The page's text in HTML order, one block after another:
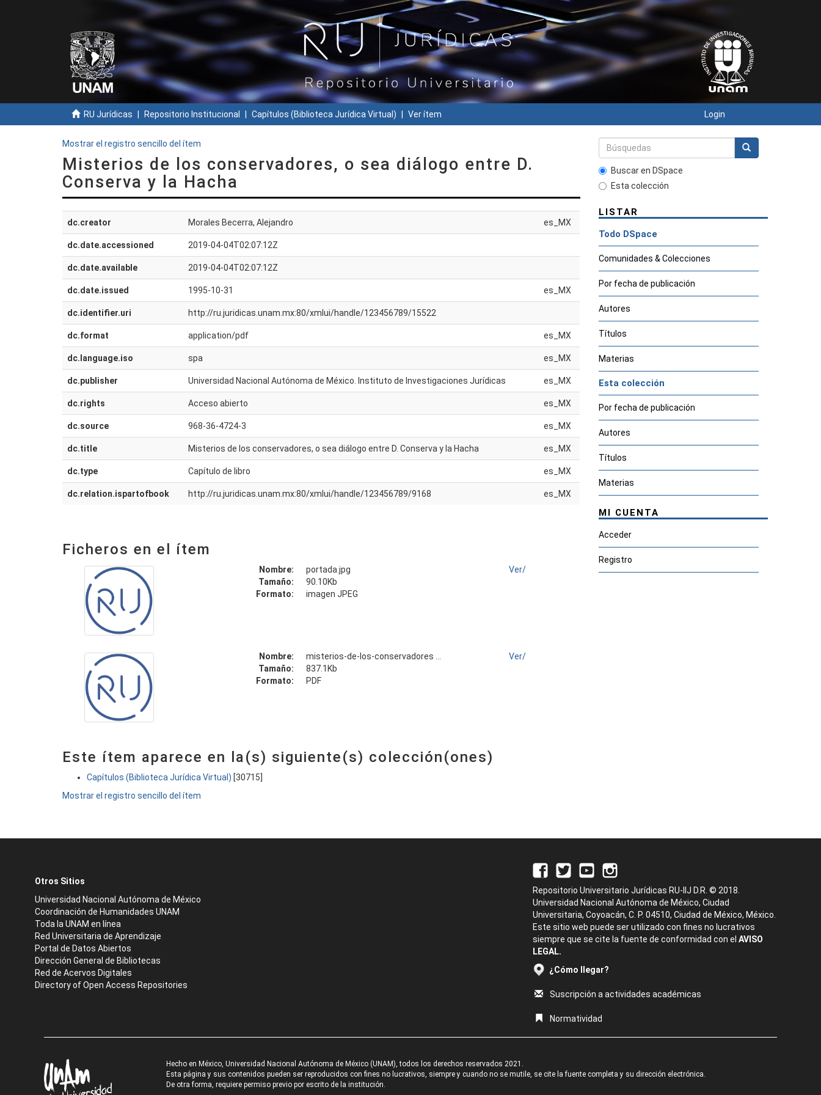
RU Jurídicas Repositorio Institucional Capítulos (Biblioteca Jurídica Virtual) Ver ítem Login
Mostrar el registro sencillo del ítem
Misterios de los conservadores, o sea diálogo entre D.
Conserva y la Hacha
dc.creator Morales Becerra, Alejandro es_MX
dc.date.accessioned 2019-04-04T02:07:12Z
dc.date.available 2019-04-04T02:07:12Z
dc.date.issued 1995-10-31 es_MX
dc.identifier.uri http://ru.juridicas.unam.mx:80/xmlui/handle/123456789/15522
dc.format application/pdf es_MX
dc.language.iso spa es_MX
dc.publisher Universidad Nacional Autónoma de México. Instituto de Investigaciones Jurídicas es_MX
dc.rights Acceso abierto es_MX
dc.source 968-36-4724-3 es_MX
dc.title Misterios de los conservadores, o sea diálogo entre D. Conserva y la Hacha es_MX
dc.type Capítulo de libro es_MX
dc.relation.ispartofbook http://ru.juridicas.unam.mx:80/xmlui/handle/123456789/9168 es_MX
Ficheros en el ítem
Nombre:
portada.jpg
Tamaño:
90.10Kb
Formato:
imagen JPEG
Ver/
Nombre:
misterios-de-los-conservadores ...
Tamaño:
837.1Kb
Formato:
PDF
Ver/
Este ítem aparece en la(s) siguiente(s) colección(ones)
Capítulos (Biblioteca Jurídica Virtual) [30715]
Mostrar el registro sencillo del ítem
Buscar en DSpace
Esta colección
LISTAR
Todo DSpace
Comunidades & Colecciones
Por fecha de publicación
Autores
Títulos
Materias
Esta colección
Por fecha de publicación
Autores
Títulos
Materias
MI CUENTA
Acceder
Registro
Otros Sitios
Universidad Nacional Autónoma de México
Coordinación de Humanidades UNAM
Toda la UNAM en línea
Red Universitaria de Aprendizaje
Portal de Datos Abiertos
Dirección General de Bibliotecas
Red de Acervos Digitales
Directory of Open Access Repositories
Repositorio Universitario Jurídicas RU-IIJ D.R. © 2018.
Universidad Nacional Autónoma de México, Ciudad
Universitaria, Coyoacán, C. P. 04510, Ciudad de México, México.
Este sitio web puede ser utilizado con fines no lucrativos
siempre que se cite la fuente de conformidad con el AVISO
LEGAL.
¿Cómo llegar?
Suscripción a actividades académicas
Normatividad
Hecho en México, Universidad Nacional Autónoma de México (UNAM), todos los derechos reservados 2021.
Esta página y sus contenidos pueden ser reproducidos con fines no lucrativos, siempre y cuando no se mutile, se cite la fuente completa y su dirección electrónica.
De otra forma, requiere permiso previo por escrito de la institución.